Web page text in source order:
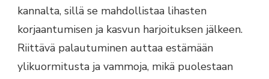
kannalta, sillä se mahdollistaa lihasten
korjaantumisen ja kasvun harjoituksen jälkeen.
Riittävä palautuminen auttaa estämään
ylikuormitusta ja vammoja, mikä puolestaan